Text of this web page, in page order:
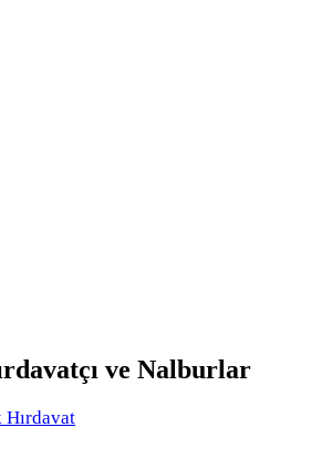
ve Nalburlar